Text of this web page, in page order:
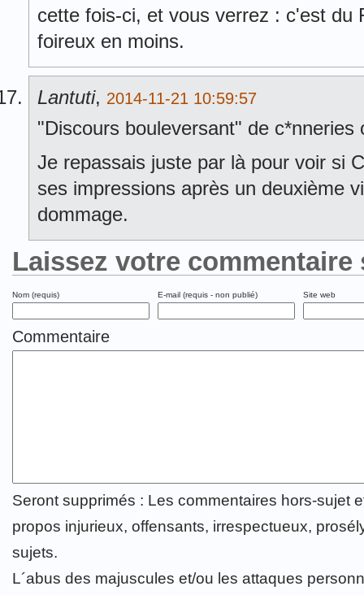
cette fois-ci, et vous verrez : c'est du
foireux en moins.
Lantuti, 2014-11-21 10:59:57
"Discours bouleversant" de c*nneries
Je repassais juste par là pour voir si
ses impressions après un deuxième
dommage.
Laissez votre commentaire
Nom (requis) E-mail (requis - non publié) Site web
Commentaire
Seront supprimés : Les commentaires hors-sujet
propos injurieux, offensants, irrespectueux,
sujets.
L´abus des majuscules et/ou les attaques